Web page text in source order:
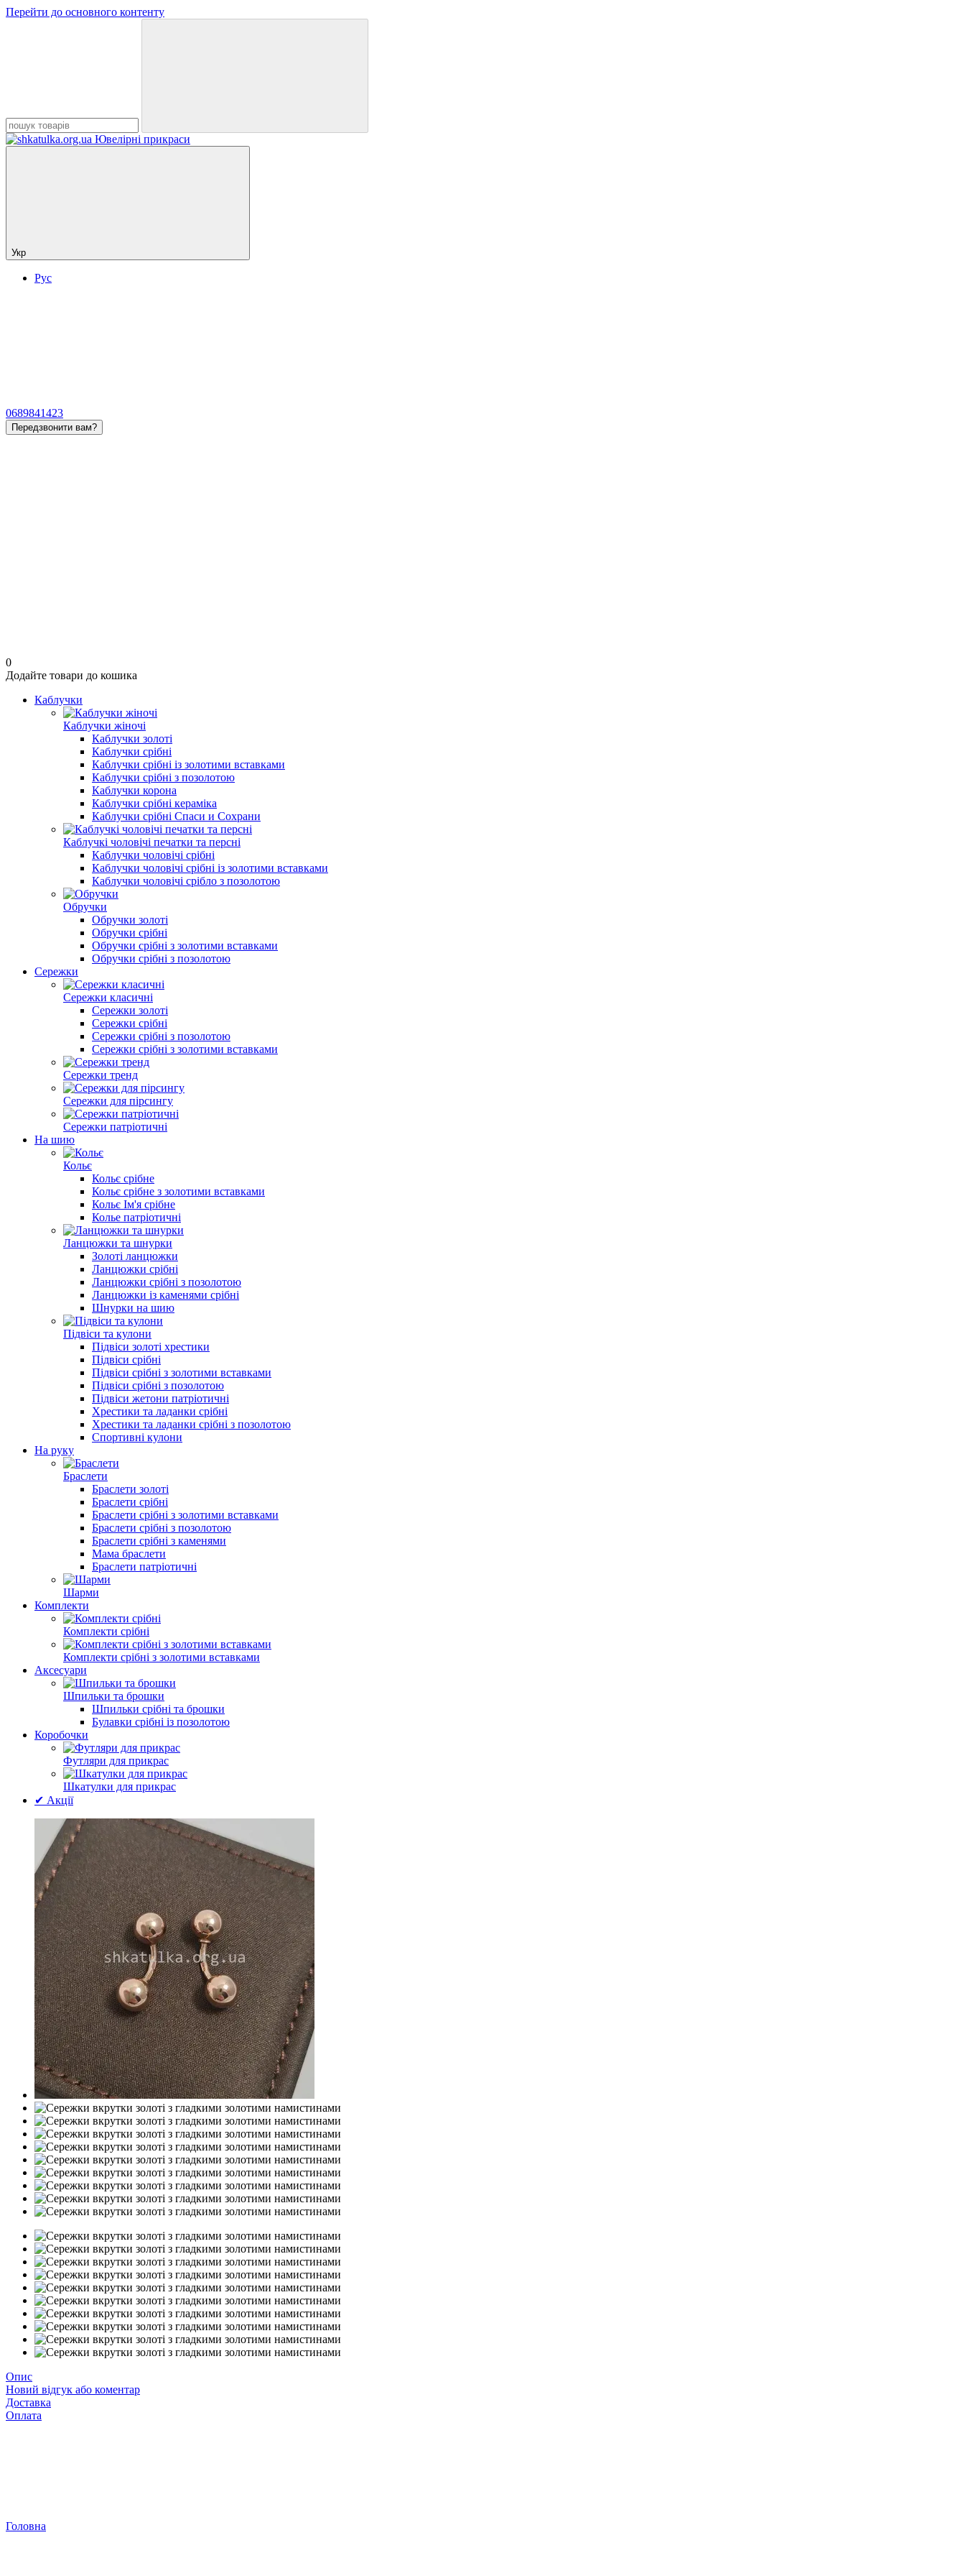
Перейти до основного контенту
Укр
Рус
0689841423
Передзвонити вам?
0
Додайте товари до кошика
Каблучки
Каблучки жіночі
Каблучки золоті
Каблучки срібні
Каблучки срібні із золотими вставками
Каблучки срібні з позолотою
Каблучки корона
Каблучки срібні кераміка
Каблучки срібні Спаси и Сохрани
Каблучкі чоловічі печатки та персні
Каблучки чоловічі срібні
Каблучки чоловічі срібні із золотими вставками
Каблучки чоловічі срібло з позолотою
Обручки
Обручки золоті
Обручки срібні
Обручки срібні з золотими вставками
Обручки срібні з позолотою
Сережки
Сережки класичні
Сережки золоті
Сережки срібні
Сережки срібні з позолотою
Сережки срібні з золотими вставками
Сережки тренд
Сережки для пірсингу
Сережки патріотичні
На шию
Кольє
Кольє срібне
Кольє срібне з золотими вставками
Кольє Ім'я срібне
Колье патріотичні
Ланцюжки та шнурки
Золоті ланцюжки
Ланцюжки срібні
Ланцюжки срібні з позолотою
Ланцюжки із каменями срібні
Шнурки на шию
Підвіси та кулони
Підвіси золоті хрестики
Підвіси срібні
Підвіси срібні з золотими вставками
Підвіси срібні з позолотою
Підвіси жетони патріотичні
Хрестики та ладанки срібні
Хрестики та ладанки срібні з позолотою
Спортивні кулони
На руку
Браслети
Браслети золоті
Браслети срібні
Браслети срібні з золотими вставками
Браслети срібні з позолотою
Браслети срібні з каменями
Мама браслети
Браслети патріотичні
Шарми
Комплекти
Комплекти срібні
Комплекти срібні з золотими вставками
Аксесуари
Шпильки та брошки
Шпильки срібні та брошки
Булавки срібні із позолотою
Коробочки
Футляри для прикрас
Шкатулки для прикрас
✔ Акції
Опис
Новий відгук або коментар
Доставка
Оплата
Головна